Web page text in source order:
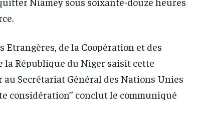
Etrangères, de la Coopération et des
la République du Niger saisit cette
Secrétariat Général des Nations Unies
considération’’ conclut le communiqué